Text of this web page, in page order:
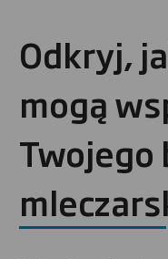
Odkryj,
mogą
Twojego